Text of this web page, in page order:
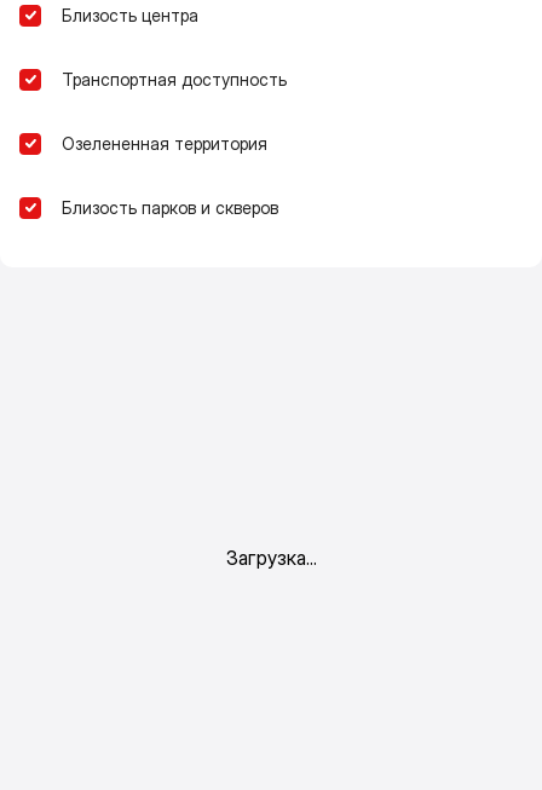
Близость центра
Транспортная доступность
Озелененная территория
Близость парков и скверов